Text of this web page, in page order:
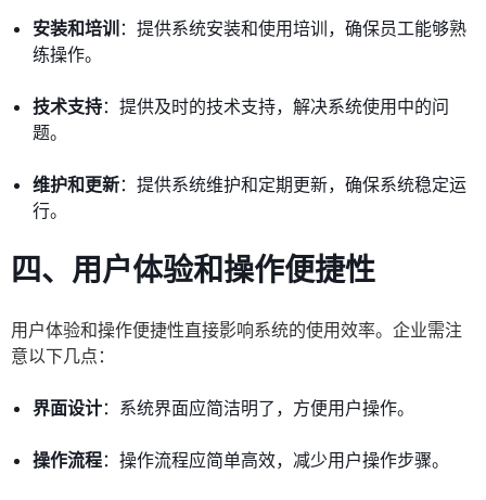
安装和培训 ：提供系统安装和使用培训，确保员工能够熟
练操作。
技术支持：提供及时的技术支持，解决系统使用中的问
题。
维护和更新：提供系统维护和定期更新，确保系统稳定运
行。
四、用户体验和操作便捷性
用户体验和操作便捷性直接影响系统的使用效率。企业需注
意以下几点：
界面设计：系统界面应简洁明了，方便用户操作。
操作流程：操作流程应简单高效，减少用户操作步骤。